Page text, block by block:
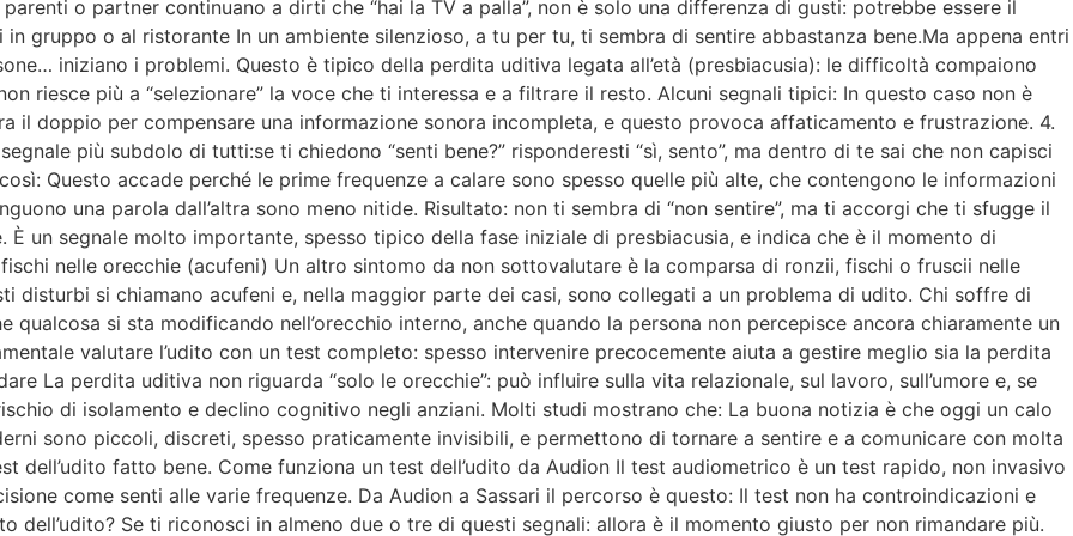
o partner continuano a dirti che “hai la TV a palla”, non è solo una differenza di gusti: potrebbe essere il
gruppo o al ristorante In un ambiente silenzioso, a tu per tu, ti sembra di sentire abbastanza bene.Ma appena entri
iniziano i problemi. Questo è tipico della perdita uditiva legata all’età (presbiacusia): le difficoltà compaiono
riesce più a “selezionare” la voce che ti interessa e a filtrare il resto. Alcuni segnali tipici: In questo caso non è
il doppio per compensare una informazione sonora incompleta, e questo provoca affaticamento e frustrazione. 4.
più subdolo di tutti:se ti chiedono “senti bene?” risponderesti “sì, sento”, ma dentro di te sai che non capisci
Questo accade perché le prime frequenze a calare sono spesso quelle più alte, che contengono le informazioni
una parola dall’altra sono meno nitide. Risultato: non ti sembra di “non sentire”, ma ti accorgi che ti sfugge il
un segnale molto importante, spesso tipico della fase iniziale di presbiacusia, e indica che è il momento di
nelle orecchie (acufeni) Un altro sintomo da non sottovalutare è la comparsa di ronzii, fischi o fruscii nelle
disturbi si chiamano acufeni e, nella maggior parte dei casi, sono collegati a un problema di udito. Chi soffre di
qualcosa si sta modificando nell’orecchio interno, anche quando la persona non percepisce ancora chiaramente un
valutare l’udito con un test completo: spesso intervenire precocemente aiuta a gestire meglio sia la perdita
La perdita uditiva non riguarda “solo le orecchie”: può influire sulla vita relazionale, sul lavoro, sull’umore e, se
di isolamento e declino cognitivo negli anziani. Molti studi mostrano che: La buona notizia è che oggi un calo
sono piccoli, discreti, spesso praticamente invisibili, e permettono di tornare a sentire e a comunicare con molta
dell’udito fatto bene. Come funziona un test dell’udito da Audion Il test audiometrico è un test rapido, non invasivo
come senti alle varie frequenze. Da Audion a Sassari il percorso è questo: Il test non ha controindicazioni e
dell’udito? Se ti riconosci in almeno due o tre di questi segnali: allora è il momento giusto per non rimandare più.